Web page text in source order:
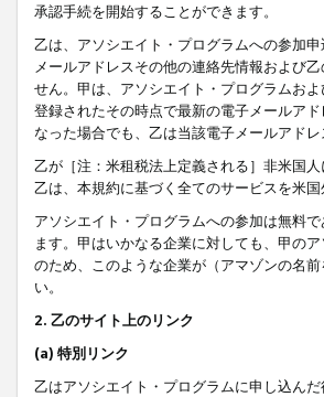
承認手続を開始することができます。
乙は、アソシエイト・プログラムへの参加
メールアドレスその他の連絡先情報および
せん。甲は、アソシエイト・プログラムお
登録されたその時点で最新の電子メールア
なった場合でも、乙は当該電子メールアド
乙が［注：米租税法上定義される］非米国
乙は、本規約に基づく全てのサービスを米
アソシエイト・プログラムへの参加は無料
ます。甲はいかなる企業に対しても、甲の
のため、このような企業が（アマゾンの名
い。
2. 乙のサイト上のリンク
(a) 特別リンク
乙はアソシエイト・プログラムに申し込ん